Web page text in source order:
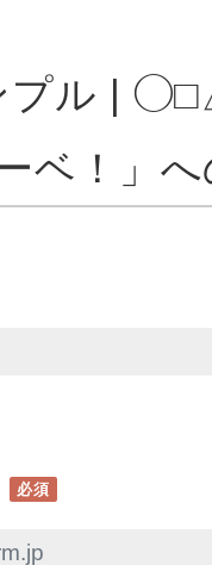
プル |
ベ！」
必須